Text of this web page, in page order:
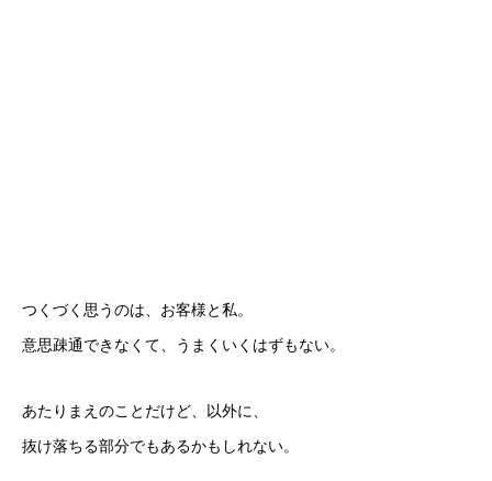
つくづく思うのは、お客様と私。
意思疎通できなくて、うまくいくはずもない。
あたりまえのことだけど、以外に、
抜け落ちる部分でもあるかもしれない。